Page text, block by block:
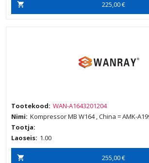
225,00 €
Tootekood: WAN-A1643201204
Nimi: Kompressor MB W164 , China = AMK-
Tootja:
Laoseis: 1.00
255,00 €